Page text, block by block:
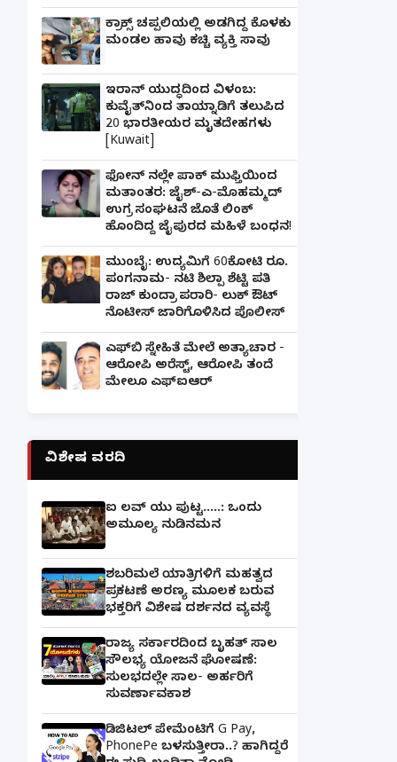
ಕ್ರಾಕ್ಸ್ ಚಪ್ಪಲಿಯಲ್ಲಿ ಅಡಗಿದ್ದ ಕೊಳಕು
ಮಂಡಲ ಹಾವು ಕಚ್ಚಿ ವ್ಯಕ್ತಿ ಸಾವು
ಇರಾನ್ ಯುದ್ಧದಿಂದ ವಿಳಂಬ:
ಕುವೈತ್‌ನಿಂದ ತಾಯ್ನಾಡಿಗೆ ತಲುಪಿದ
20 ಭಾರತೀಯರ ಮೃತದೇಹಗಳು
[Kuwait]
ಫೋನ್ ನಲ್ಲೇ ಪಾಕ್ ಮುಫ್ತಿಯಿಂದ
ಮತಾಂತರ: ಜೈಶ್-ಎ-ಮೊಹಮ್ಮದ್
ಉಗ್ರ ಸಂಘಟನೆ ಜೊತೆ ಲಿಂಕ್
ಹೊಂದಿದ್ದ ಜೈಪುರದ ಮಹಿಳೆ ಬಂಧನ!
ಮುಂಬೈ: ಉದ್ಯಮಿಗೆ 60ಕೋಟಿ ರೂ.
ಪಂಗನಾಮ- ನಟಿ ಶಿಲ್ಪಾ ಶೆಟ್ಟಿ ಪತಿ
ರಾಜ್ ಕುಂದ್ರಾ ಪರಾರಿ- ಲುಕ್ ಔಟ್
ನೊಟೀಸ್ ಜಾರಿಗೊಳಿಸಿದ ಪೊಲೀಸ್
ಎಫ್‌ಬಿ ಸ್ನೇಹಿತೆ ಮೇಲೆ ಅತ್ಯಾಚಾರ -
ಆರೋಪಿ ಅರೆಸ್ಟ್, ಆರೋಪಿ ತಂದೆ
ಮೇಲೂ ಎಫ್ಐಆರ್
ವಿಶೇಷ ವರದಿ
ಐ ಲವ್ ಯು ಪುಟ್ಟ.....: ಒಂದು
ಅಮೂಲ್ಯ ನುಡಿನಮನ
ಶಬರಿಮಲೆ ಯಾತ್ರಿಗಳಿಗೆ ಮಹತ್ವದ
ಪ್ರಕಟಣೆ ಅರಣ್ಯ ಮೂಲಕ ಬರುವ
ಭಕ್ತರಿಗೆ ವಿಶೇಷ ದರ್ಶನದ ವ್ಯವಸ್ಥೆ
ರಾಜ್ಯ ಸರ್ಕಾರದಿಂದ ಬೃಹತ್ ಸಾಲ
ಸೌಲಭ್ಯ ಯೋಜನೆ ಘೋಷಣೆ:
ಸುಲಭದಲ್ಲೇ ಸಾಲ- ಅರ್ಹರಿಗೆ
ಸುವರ್ಣಾವಕಾಶ
ಡಿಜಿಟಲ್ ಪೇಮೆಂಟಿಗೆ G Pay,
PhonePe ಬಳಸುತ್ತೀರಾ..? ಹಾಗಿದ್ದರೆ